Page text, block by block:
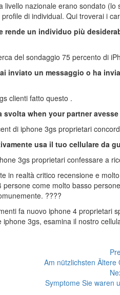
livello nazionale erano sondato
di individual. Qui troverai i
rende un individuo più
del sondaggio 75 percento di
inviato un messaggio o ha
clienti fatto questo .
svolta when your partner
di iphone 3gs proprietari
usa il tuo cellulare da
3gs proprietari confessare a
in realtà critico recensione e
persone come molto basso
????
fa nuovo iphone 4 proprietari
iphone 3gs, esamina il nostro
Am nützlichsten Ältere
Symptome Sie waren